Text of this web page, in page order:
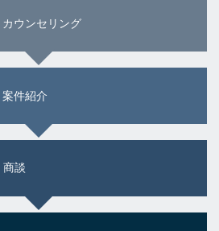
カウンセリング
案件紹介
商談